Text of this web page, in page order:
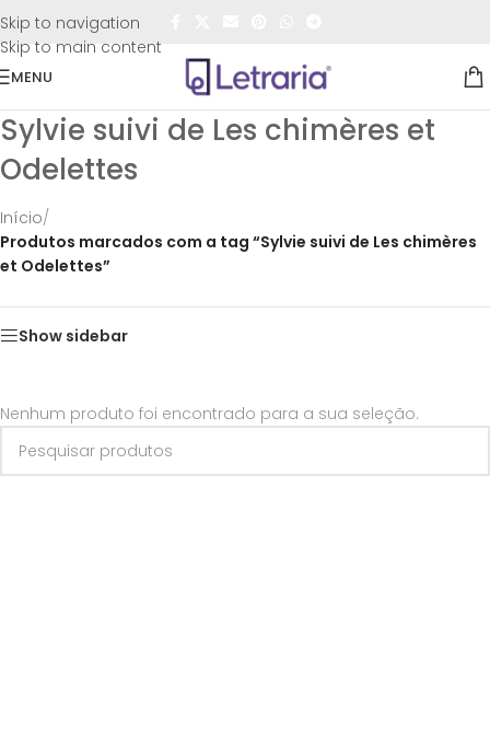
Skip to navigation
Skip to main content
FRETE GRÁTIS
MENU
Sylvie suivi de Les chimères et
Odelettes
Início/
Produtos marcados com a tag “Sylvie suivi de Les chimères
et Odelettes”
Show sidebar
Nenhum produto foi encontrado para a sua seleção.